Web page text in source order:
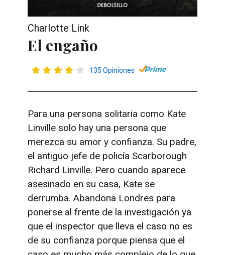
Charlotte Link
El engaño
135 Opiniones
Para una persona solitaria como Kate
Linville solo hay una persona que
merezca su amor y confianza. Su padre,
el antiguo jefe de policía Scarborough
Richard Linville. Pero cuando aparece
asesinado en su casa, Kate se
derrumba. Abandona Londres para
ponerse al frente de la investigación ya
que el inspector que lleva el caso no es
de su confianza porque piensa que el